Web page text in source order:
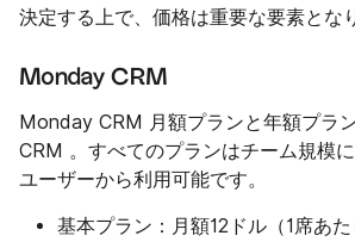
決定する上で、価格は重要な要素とな
Monday CRM
Monday CRM 月額プランと年額プラ
CRM 。すべてのプランはチーム規模
ユーザーから利用可能です。
基本プラン： 月額12ドル（1席あた